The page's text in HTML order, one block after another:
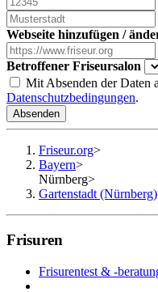
Webseite hinzufügen /
Betroffener Friseursalon
Mit Absenden der Daten
Datenschutzbedingungen.
Absenden
Friseur.org>
Bayern>
Nürnberg>
Gartenstadt (Nürnberg)
Frisuren
Frisurentest & -